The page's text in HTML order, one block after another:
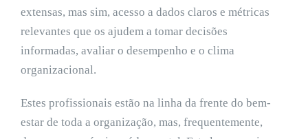
extensas, mas sim, acesso a dados claros e métricas
relevantes que os ajudem a tomar decisões
informadas, avaliar o desempenho e o clima
organizacional.
Estes profissionais estão na linha da frente do bem-
estar de toda a organização, mas, frequentemente,